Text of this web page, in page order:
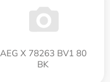
AEG X 78263 BV1 80
BK